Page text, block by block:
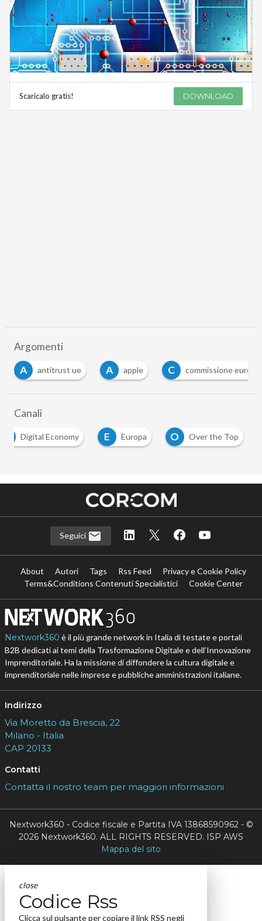
Scaricalo gratis! DOWNLOAD
Argomenti
antitrust ue apple commissione europea
Canali
Digital Economy E Europa O Over the Top
Seguici
About Autori Tags Rss Feed
Privacy e Cookie Policy
Terms&Conditions Contenuti Specialistici
Cookie Center
Nextwork360 è il più grande network in Italia di testate e portali
B2B dedicati ai temi della Trasformazione Digitale e dell’Innovazione
Imprenditoriale. Ha la missione di diffondere la cultura digitale e
imprenditoriale nelle imprese e pubbliche amministrazioni italiane.
Indirizzo
Via Moretto da Brescia, 22
Milano - Italia
CAP 20133
Contatti
Contatta il nostro team per maggiori informazioni
Nextwork360 - Codice fiscale e Partita IVA 13868590962 - ©
2026 Nextwork360. ALL RIGHTS RESERVED. ISP AWS
Mappa del sito
close
Codice Rss
Clicca sul pulsante per copiare il link RSS negli